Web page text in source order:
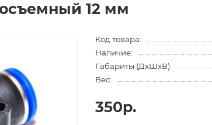
12 мм
Код товара:
Наличие:
Габариты (ДхШхВ):
Вес:
350р.